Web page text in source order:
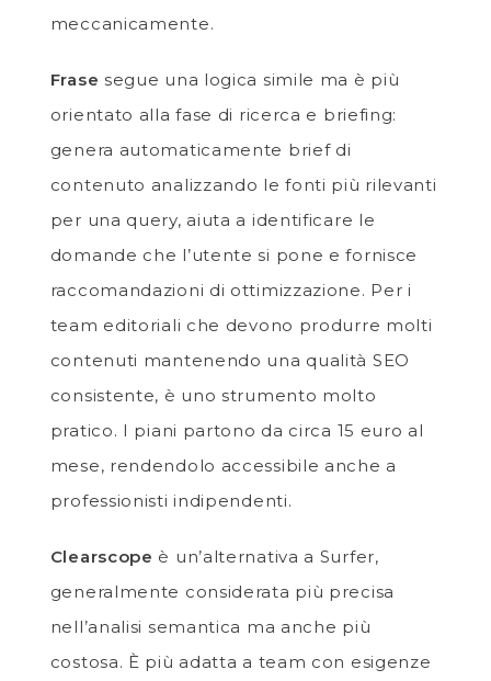
meccanicamente.
Frase segue una logica simile ma è più
orientato alla fase di ricerca e briefing:
genera automaticamente brief di
contenuto analizzando le fonti più rilevanti
per una query, aiuta a identificare le
domande che l’utente si pone e fornisce
raccomandazioni di ottimizzazione. Per i
team editoriali che devono produrre molti
contenuti mantenendo una qualità SEO
consistente, è uno strumento molto
pratico. I piani partono da circa 15 euro al
mese, rendendolo accessibile anche a
professionisti indipendenti.
Clearscope è un’alternativa a Surfer,
generalmente considerata più precisa
nell’analisi semantica ma anche più
costosa. È più adatta a team con esigenze